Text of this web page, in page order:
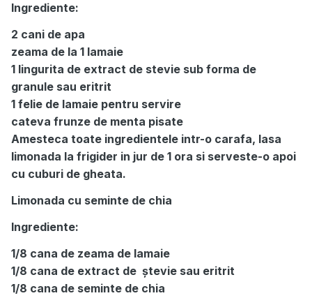
Ingrediente:
2 cani de apa
zeama de la 1 lamaie
1 lingurita de extract de stevie sub forma de
granule sau eritrit
1 felie de lamaie pentru servire
cateva frunze de menta pisate
Amesteca toate ingredientele intr-o carafa, lasa
limonada la frigider in jur de 1 ora si serveste-o apoi
cu cuburi de gheata.
Limonada cu seminte de chia
Ingrediente:
1/8 cana de zeama de lamaie
1/8 cana de extract de ștevie sau eritrit
1/8 cana de seminte de chia